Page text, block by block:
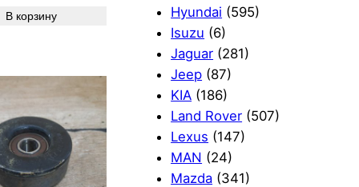
В корзину
Hyundai (595)
Isuzu (6)
Jaguar (281)
Jeep (87)
KIA (186)
Land Rover (507)
Lexus (147)
MAN (24)
Mazda (341)